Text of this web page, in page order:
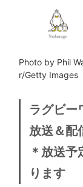
Photo by Phil
r/Getty Images
ラグビー
放送＆配
＊放送
ります